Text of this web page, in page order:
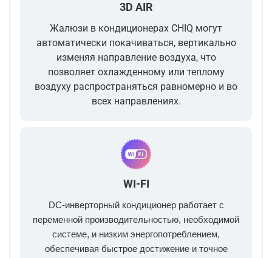
3D AIR
Жалюзи в кондиционерах CHIQ могут
автоматически покачиваться, вертикально
изменяя направление воздуха, что
позволяет охлажденному или теплому
воздуху распространяться равномерно и во
всех направлениях.
WI-FI
DC-инверторный кондиционер работает с
переменной производительностью, необходимой
системе, и низким энергопотреблением,
обеспечивая быстрое достижение и точное